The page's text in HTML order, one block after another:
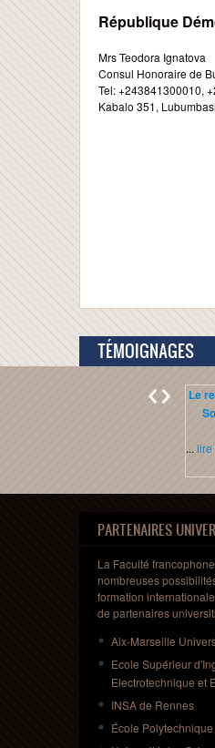
République
Mrs Teodora Ignatova
Consul Honoraire de
Tel: +243841300010,
Kabalo 351,
TÉMOIGNAGES
Le
... lire
PARTENAIRES
La Faculté
nombreuses
formation
de partenaires
Aix-Marseille
Ecole Supérieur
Electrotechnique et
INSA de Rennes
École